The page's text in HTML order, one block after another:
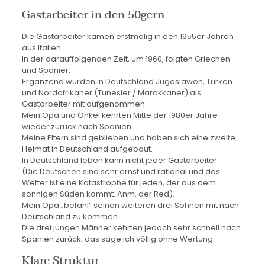
Gastarbeiter in den 50gern
Die Gastarbeiter kamen erstmalig in den 1955er Jahren
aus Italien.
In der darauffolgenden Zeit, um 1960, folgten Griechen
und Spanier.
Ergänzend wurden in Deutschland Jugoslawen, Türken
und Nordafrikaner (Tunesier / Marokkaner) als
Gastarbeiter mit aufgenommen.
Mein Opa und Onkel kehrten Mitte der 1980er Jahre
wieder zurück nach Spanien.
Meine Eltern sind geblieben und haben sich eine zweite
Heimat in Deutschland aufgebaut.
In Deutschland leben kann nicht jeder Gastarbeiter.
(Die Deutschen sind sehr ernst und rational und das
Wetter ist eine Katastrophe für jeden, der aus dem
sonnigen Süden kommt. Anm. der Red).
Mein Opa „befahl“ seinen weiteren drei Söhnen mit nach
Deutschland zu kommen.
Die drei jungen Männer kehrten jedoch sehr schnell nach
Spanien zurück; das sage ich völlig ohne Wertung.
Klare Struktur